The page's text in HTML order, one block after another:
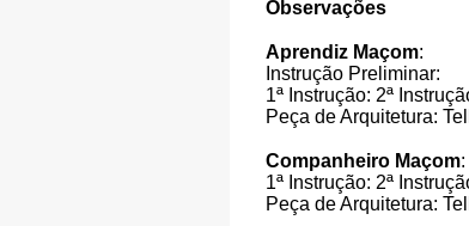
Observações
Aprendiz Maçom:
Instrução Preliminar:
1ª Instrução: 2ª
Peça de Arquitetura:
Companheiro Maçom:
1ª Instrução: 2ª
Peça de Arquitetura: